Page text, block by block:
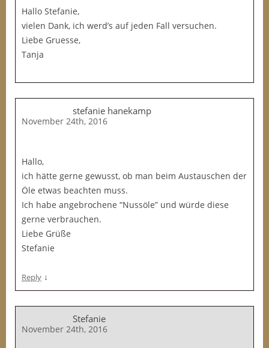
Hallo Stefanie,
vielen Dank, ich werd’s auf jeden Fall versuchen.
Liebe Gruesse,
Tanja
stefanie hanekamp
November 24th, 2016
Hallo,
ich hätte gerne gewusst, ob man beim Austauschen der
Öle etwas beachten muss.
Ich habe angebrochene “Nussöle” und würde diese
gerne verbrauchen.
Liebe Grüße
Stefanie
Reply ↓
Stefanie
November 24th, 2016